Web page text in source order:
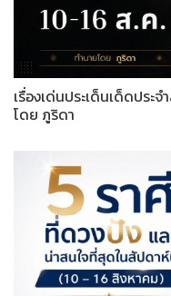
เรื่องเด่นประเด็นเด็ดประ
โดย ภูริดา